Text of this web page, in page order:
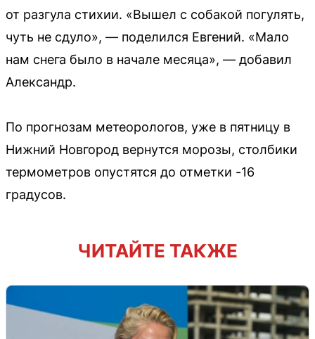
от разгула стихии. «Вышел с собакой погулять,
чуть не сдуло», — поделился Евгений. «Мало
нам снега было в начале месяца», — добавил
Александр.
По прогнозам метеорологов, уже в пятницу в
Нижний Новгород вернутся морозы, столбики
термометров опустятся до отметки -16
градусов.
ЧИТАЙТЕ ТАКЖЕ